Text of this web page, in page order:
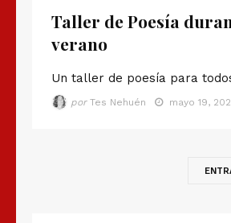
Taller de Poesía
verano
Un taller de poesía para
por Tes Nehuén mayo 19,